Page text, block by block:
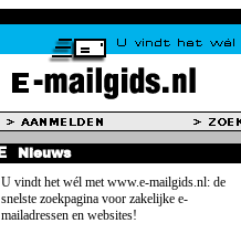
Nieuws
U vindt het wél met www.e-mailgids.nl: de
snelste zoekpagina voor zakelijke e-
mailadressen en websites!